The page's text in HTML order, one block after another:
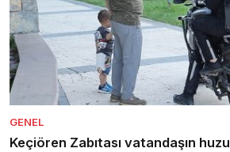
GENEL
Keçiören Zabıtası vatandaşın